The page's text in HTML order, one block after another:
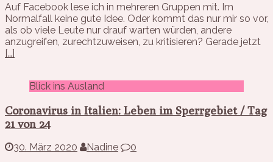
Auf Facebook lese ich in mehreren Gruppen mit. Im
Normalfall keine gute Idee. Oder kommt das nur mir so vor,
als ob viele Leute nur drauf warten würden, andere
anzugreifen, zurechtzuweisen, zu kritisieren? Gerade jetzt
[…]
Blick ins Ausland
Coronavirus in Italien: Leben im Sperrgebiet / Tag
21 von 24
30. März 2020 Nadine
0